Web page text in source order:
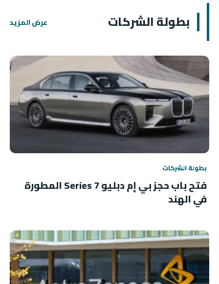
بطولة الشركات عرض المزيد
بطولة الشركات
فتح باب حجز بي إم دبليو 7 Series المطورة
في الهند